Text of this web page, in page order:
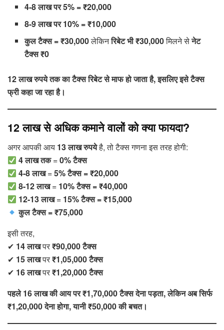
4-8 लाख पर 5% = ₹20,000
8-9 लाख पर 10% = ₹10,000
कुल टैक्स = ₹30,000लेकिनरिबेट भी ₹30,000मिलने सेनेट
टैक्स ₹0
12 लाख रुपये तक का टैक्स रिबेट से माफ हो जाता है, इसलिए इसे टैक्स
फ्री कहा जा रहा है।
12 लाख से अधिक कमाने वालों को क्या फायदा?
अगर आपकी आय 13 लाख रुपयेहै, तो टैक्स गणना इस तरह होगी:
4 लाख तक=0% टैक्स
4-8 लाख=5% टैक्स = ₹20,000
8-12 लाख= 10% टैक्स = ₹40,000
12-13 लाख= 15% टैक्स = ₹15,000
कुल टैक्स = ₹75,000
इसी तरह,
✔ 14 लाखपर₹90,000 टैक्स
✔ 15 लाखपर₹1,05,000 टैक्स
✔ 16 लाखपर₹1,20,000 टैक्स
पहले 16 लाख की आय पर ₹1,70,000 टैक्स देना पड़ता, लेकिन अब सिर्फ
₹1,20,000 देना होगा, यानी ₹50,000 की बचत।